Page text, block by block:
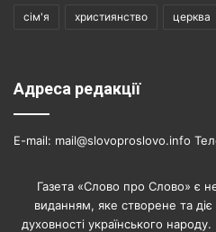
сім'я християнство церква
Адреса редакції
E-mail: mail@slovoproslovo.info
Газета «Слово про Слово» є
виданням, яке створене та
духовності українського